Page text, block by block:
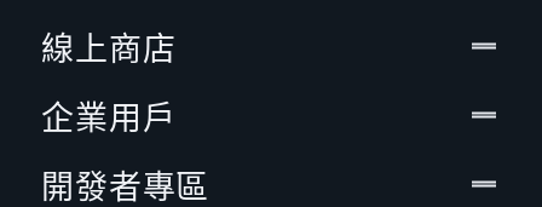
線上商店
企業用戶
開發者專區